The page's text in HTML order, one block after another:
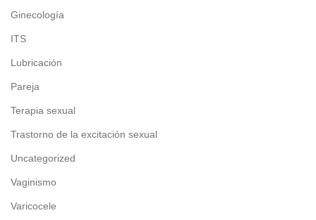
Ginecología
ITS
Lubricación
Pareja
Terapia sexual
Trastorno de la excitación sexual
Uncategorized
Vaginismo
Varicocele